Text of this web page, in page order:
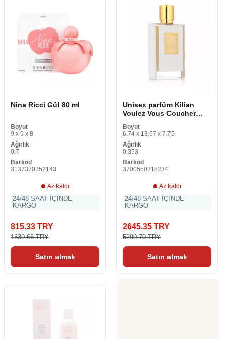
Nina Ricci Gül 80 ml
Boyut
9 x 9 x 8
Ağırlık
0.7
Barkod
3137370352143
Az kaldı
24/48 SAAT İÇİNDE
KARGO
815.33 TRY
1630.66 TRY
Satın almak
Unisex parfüm Kilian
Voulez Vous Coucher
Boyut
6.74 x 13.67 x 7.75
Ağırlık
0.353
Barkod
3700550218234
Az kaldı
24/48 SAAT İÇİNDE
KARGO
2645.35 TRY
5290.70 TRY
Satın almak